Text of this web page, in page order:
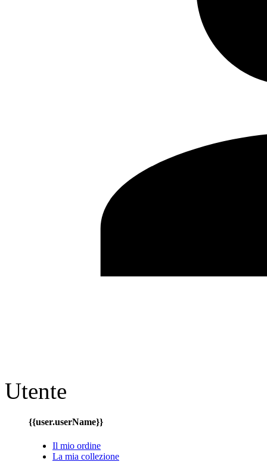
Utente
{{user.userName}}
Il mio ordine
La mia collezione